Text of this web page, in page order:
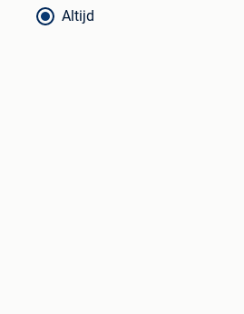
Altijd